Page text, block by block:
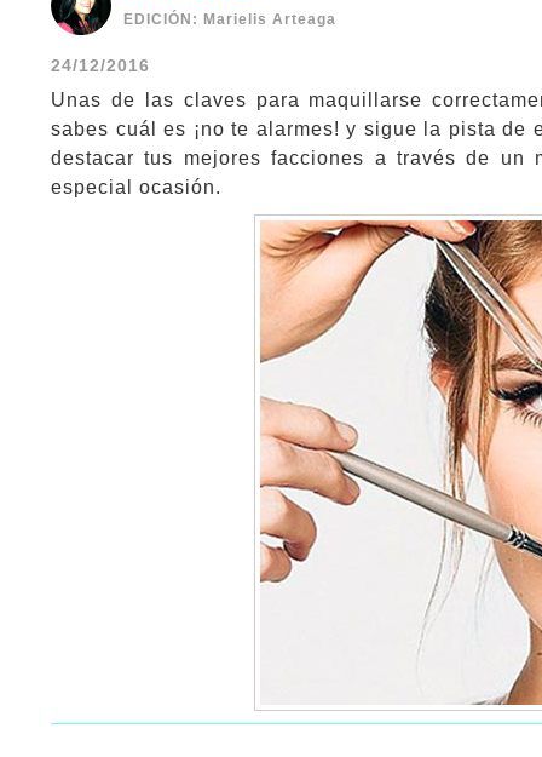
EDICIÓN: Marielis Arteaga
24/12/2016
Unas de las claves para maquillarse
sabes cuál es ¡no te alarmes! y sigue la pista de
destacar tus mejores facciones a través de un
especial ocasión.